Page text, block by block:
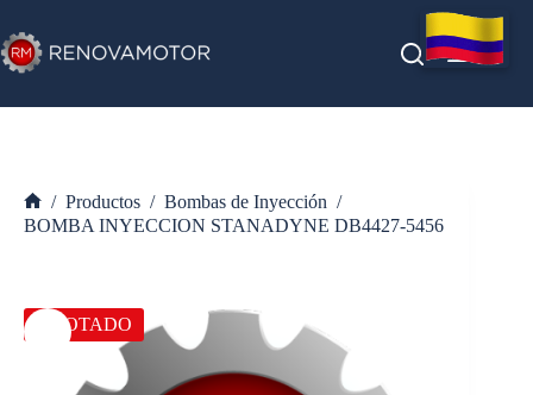
al
contenido
Inicio
/ Productos / Bombas de Inyección /
BOMBA INYECCION STANADYNE DB4427-5456
AGOTADO